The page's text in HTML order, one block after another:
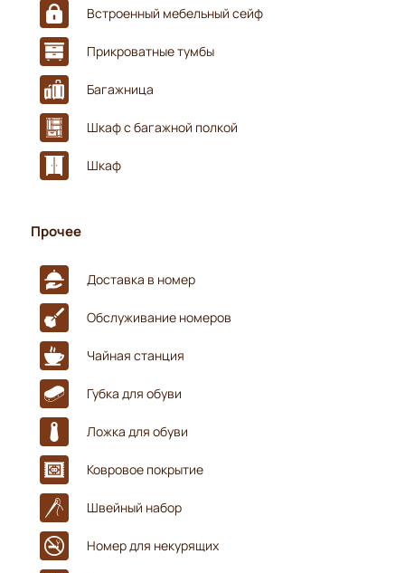
Встроенный мебельный сейф
Прикроватные тумбы
Багажница
Шкаф с багажной полкой
Шкаф
Прочее
Доставка в номер
Обслуживание номеров
Чайная станция
Губка для обуви
Ложка для обуви
Ковровое покрытие
Швейный набор
Номер для некурящих